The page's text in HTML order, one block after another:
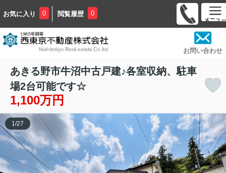
お気に入り 0 閲覧履歴 0
お問い合わせ
あきる野市牛沼中古戸建♪各室収納、駐車
場2台可能です☆
1,100万円
1 /27